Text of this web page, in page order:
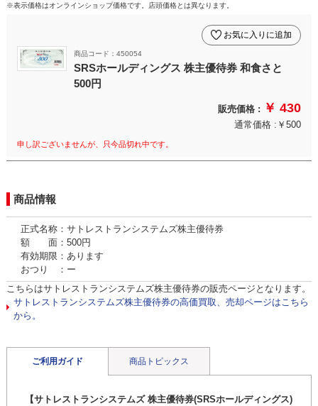
※表示価格はオンラインショップ価格です。店頭価格とは異なります。
商品コード：450054
SRSホールディングス 株主優待券 和食さと
500円
お気に入りに追加
販売価格 : ￥ 430
通常価格 :￥500
申し訳ございませんが、只今品切れ中です。
商品情報
正式名称：サトレストランシステムズ株主優待券
額 面：500円
有効期限：あります
おつり ：ー
こちらはサトレストランシステムズ株主優待券の販売ページとなります。
サトレストランシステムズ株主優待券の高価買取、売却ページはこちら
から。
ご利用ガイド 商品トピックス
【サトレストランシステムズ 株主優待券(SRSホールディングス)